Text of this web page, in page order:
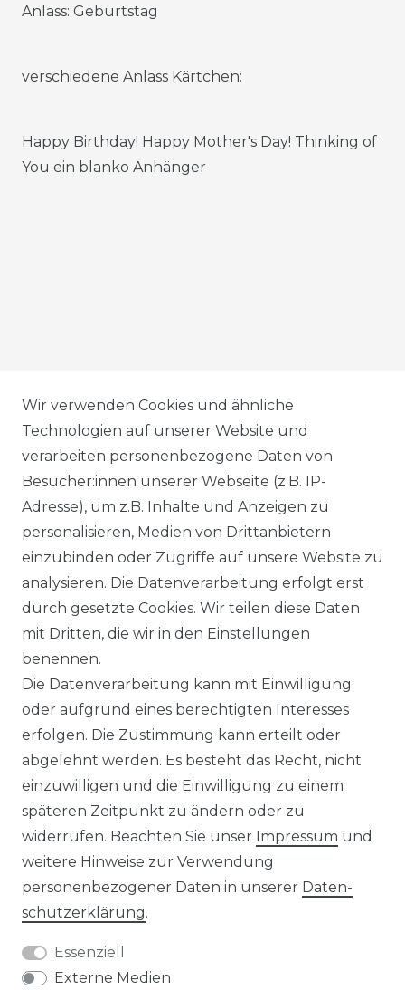
Anlass: Geburtstag
verschiedene Anlass Kärtchen:
Happy Birthday! Happy Mother's Day! Thinking of
You ein blanko Anhänger
AGB
DATENSCHUTZERKLÄRUNG
WIDERRUFSRECHT
IMPRESSUM
KONTAKT
Unsere Zahlungsmöglichkeiten
Wir versenden mit
Wir verwenden Cookies und ähnliche
Technologien auf unserer Website und
verarbeiten personenbezogene Daten von
Besucher:innen unserer Webseite (z.B. IP-
Adresse), um z.B. Inhalte und Anzeigen zu
personalisieren, Medien von Drittanbietern
einzubinden oder Zugriffe auf unsere Website zu
analysieren. Die Datenverarbeitung erfolgt erst
durch gesetzte Cookies. Wir teilen diese Daten
mit Dritten, die wir in den Einstellungen
benennen.
Die Datenverarbeitung kann mit Einwilligung
oder aufgrund eines berechtigten Interesses
erfolgen. Die Zustimmung kann erteilt oder
abgelehnt werden. Es besteht das Recht, nicht
einzuwilligen und die Einwilligung zu einem
späteren Zeitpunkt zu ändern oder zu
widerrufen. Beachten Sie unser Impressum und
weitere Hinweise zur Verwendung
personenbezogener Daten in unserer Daten­
schutz­erklärung.
Essenziell
Externe Medien